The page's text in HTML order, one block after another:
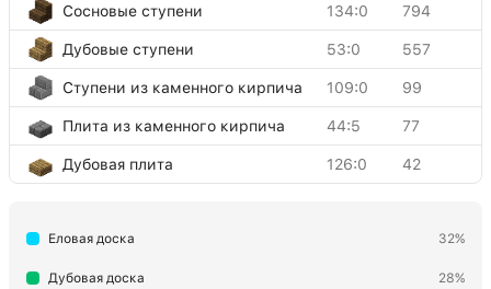
Сосновые ступени 134:0 794
Дубовые ступени 53:0 557
Ступени из каменного кирпича 109:0 99
Плита из каменного кирпича 44:5 77
Дубовая плита 126:0 42
Магмовый блок
Двойная каменнокирпичная
Еловая доска 32%
Дубовая доска 28%